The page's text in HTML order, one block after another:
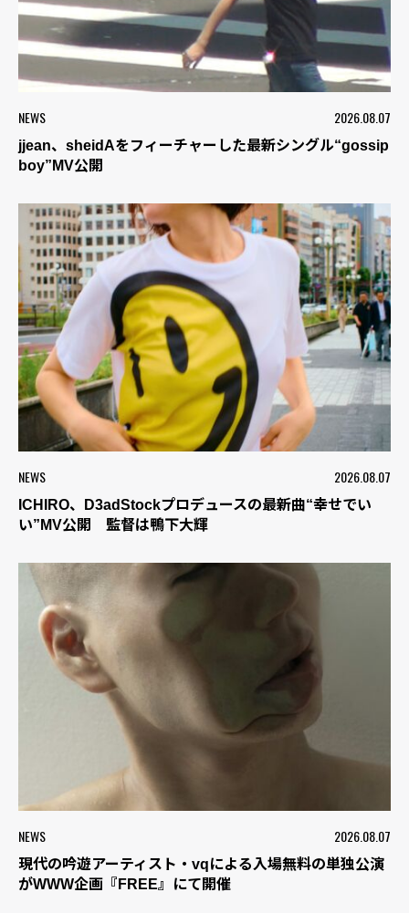
NEWS 2026.08.07
jjean、sheidAをフィーチャーした最新シングル“gossip
boy”MV公開
NEWS 2026.08.07
ICHIRO、D3adStockプロデュースの最新曲“幸せでい
い”MV公開 監督は鴨下大輝
NEWS 2026.08.07
現代の吟遊アーティスト・vqによる入場無料の単独公演
がWWW企画『FREE』にて開催